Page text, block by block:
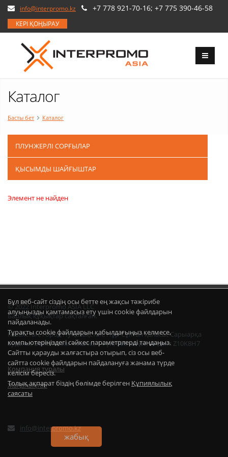
Бұл веб-сайт сіздің осы бетте ең жақсы тәжірибе
алуыңызды қамтамасыз ету үшін cookie файлдарын
пайдаланады.
Тұрақты cookie файлдарын қабылдағыңыз келмесе,
компьютеріңіздегі сәйкес параметрлерді таңдаңыз.
Сайтты қарауды жалғастыра отырып, сіз осы веб-
сайтта cookie файлдарын пайдалануға жанама түрде
келісім бересіз.
Толық ақпарат біздің бөлімде берілген Құпиялылық
саясаты
жабық
info@interpromo.kz +7 778 921-70-16; +7 775 390-46-58
КЕРІ ҚОҢЫРАУ
Каталог
Басты бет Каталог
ПЛУНЖЕРЛІ СОРҒЫЛАР
ҚЫСЫМДЫ ШАЙҒЫШТАР
Элемент не найден
© 2022 Interpromo ASIA LLC
Барлық құқықтар сақталған.
Казахстан, город НуҚазақстан, Нұр-Сұлтан қаласы, Сарыарқа
ауданы, Бейбітшілік көшесі, 14 үй, 908 кеңсе, индекс Z10K8H7
Компания туралы
Жаңалықтар
info@interpromo.kz